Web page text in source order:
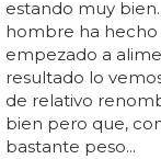
estando muy
hombre ha
empezado a
resultado lo
de relativo
bien pero que,
bastante peso...